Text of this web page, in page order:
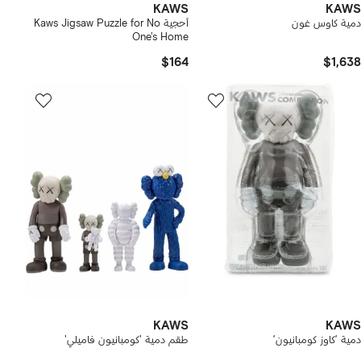
KAWS
دمية كاوس غون
$1,638
KAWS
أحجية Kaws Jigsaw Puzzle for No
One's Home
$164
KAWS
دمية ’كاوز كومبانيون’
KAWS
طقم دمية 'كومبانيون فاميلي'